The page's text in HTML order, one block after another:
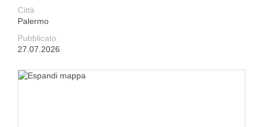
Città
Palermo
Pubblicato
27.07.2026